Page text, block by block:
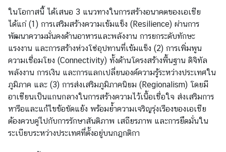
ข่
า
ว
ป
ร
ะ
ก
า
ศ
ในโอกาสนี้ ได้เสนอ 3 แนวทางในการสร้างอนาคตของเอเชีย
ได้แก่ (1) การเสริมสร้างความเข้มแข็ง (Resilience) ผ่านการ
พัฒนาความมั่นคงด้านอาหารและพลังงาน การยกระดับทักษะ
แรงงาน และการสร้างห่วงโซ่อุปทานที่เข้มแข็ง (2) การเพิ่มพูน
ความเชื่อมโยง (Connectivity) ทั้งด้านโครงสร้างพื้นฐาน ดิจิทัล
พลังงาน การเงิน และการแลกเปลี่ยนองค์ความรู้ระหว่างประเทศใน
ภูมิภาค และ (3) การส่งเสริมภูมิภาคนิยม (Regionalism) โดยมี
อาเซียนเป็นแกนกลางในการสร้างความไว้เนื้อเชื่อใจ ส่งเสริมการ
หารือและแก้ไขข้อขัดแย้ง พร้อมย้ำความเจริญรุ่งเรืองของเอเชีย
ต้องควบคู่ไปกับการรักษาสันติภาพ เสถียรภาพ และการยึดมั่นใน
ระเบียบระหว่างประเทศที่ตั้งอยู่บนกฎกติกา